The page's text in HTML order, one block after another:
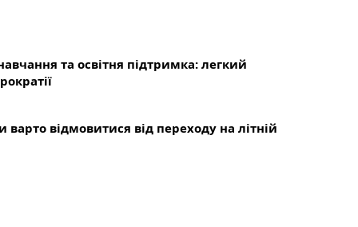
та освітня підтримка: легкий
відмовитися від переходу на літній